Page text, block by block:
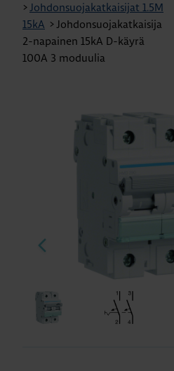
>Johdonsuojakatkaisijat 1.5M
15kA >Johdonsuojakatkaisija
2-napainen 15kA D-käyrä
100A 3 moduulia